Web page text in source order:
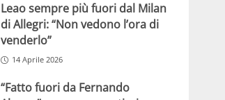
Leao sempre più fuori dal Milan
di Allegri: “Non vedono l’ora di
venderlo”
14 Aprile 2026
“Fatto fuori da Fernando